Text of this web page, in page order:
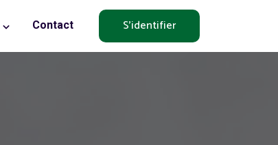
Contact S'identifier